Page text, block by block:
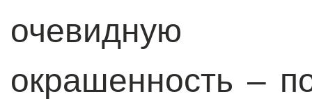
очевидную
окрашенность –